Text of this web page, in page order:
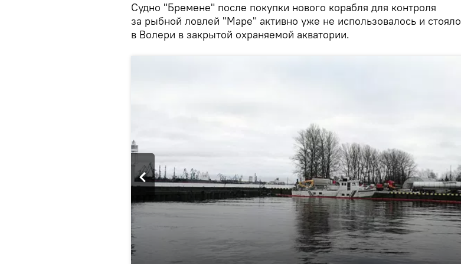
Судно "Бремене" после покупки нового корабля для контроля
за рыбной ловлей "Маре" активно уже не использовалось и стояло
в Волери в закрытой охраняемой акватории.